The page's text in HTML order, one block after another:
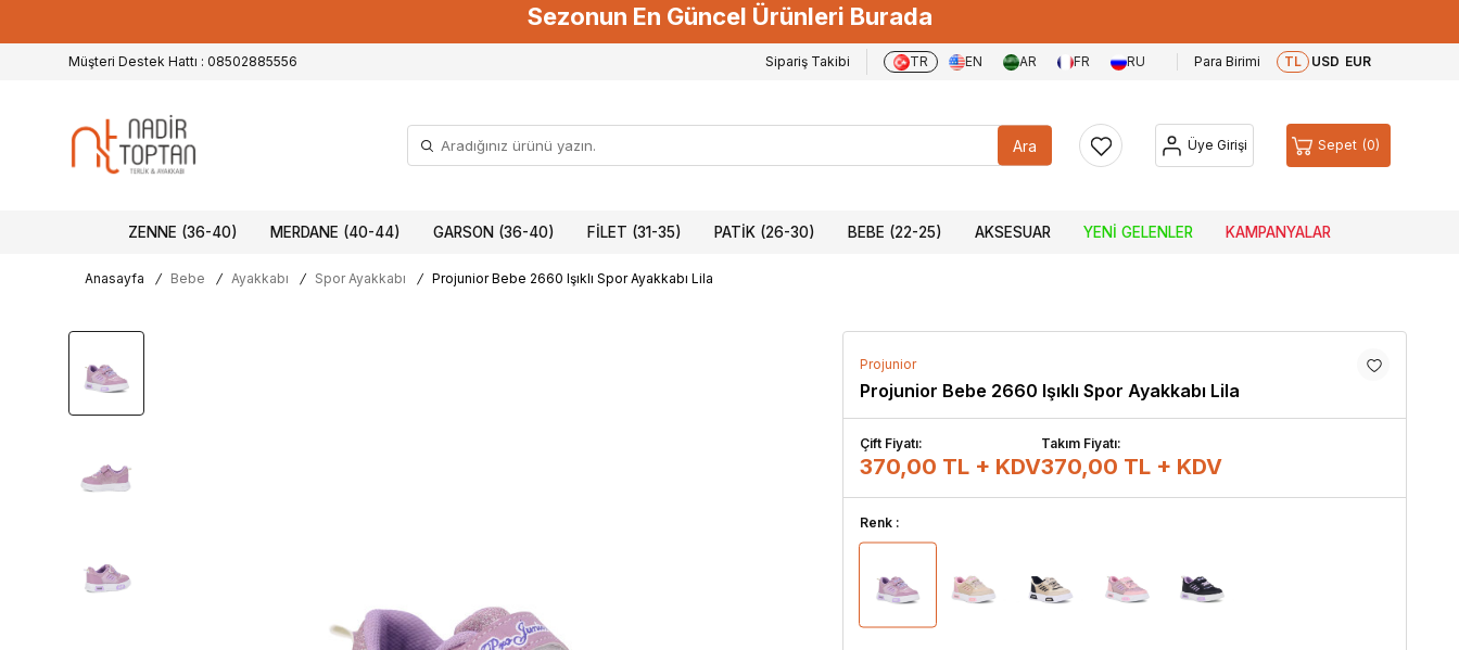
Sezonun En Güncel Ürünleri Burada
Müşteri Destek Hattı : 08502885556 Sipariş Takibi TR EN AR FR RU Para Birimi TL USD EUR
Ara Üye Girişi Sepet 0
ZENNE (36-40) MERDANE (40-44) GARSON (36-40) FILET (31-35) PATIK (26-30) BEBE (22-25) AKSESUAR YENI GELENLER KAMPANYALAR
Anasayfa / Bebe / Ayakkabı / Spor Ayakkabı / Projunior Bebe 2660 Işıklı Spor Ayakkabı Lila
Projunior
Projunior Bebe 2660 Işıklı Spor Ayakkabı Lila
Çift Fiyatı:
370,00 TL + KDV
Takım Fiyatı:
370,00 TL + KDV
Renk :